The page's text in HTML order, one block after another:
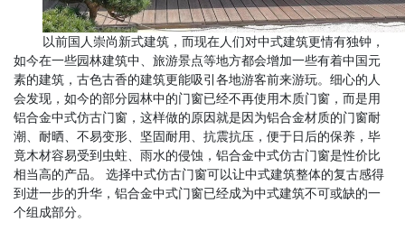
以前国人 崇尚新式建筑 ，而现在人们对中式建筑更情有独钟，
如今在一些园林建筑中、旅游景点等地方都会增加一些有着中国元
素的建筑，古色古香的建筑更能吸引各地游客前来游玩。细心的人
会发现，如今的部分园林中的门窗已经不再使用木质门窗，而是用
铝合金中式仿古门窗 ，这样做的原因就是因为铝合金材质的门窗耐
潮、耐晒、不易变形、坚固耐用、 抗震抗压 ，便于日后的保养，毕
竟木材容易受到虫蛀、雨水的侵蚀，铝合金中式仿古门窗是性价比
相当高的产品。 选择中式仿古门窗可以让中式建筑整体的复古感得
到进一步的升华，铝合金中式门窗已经成为中式建筑不可或缺的一
个组成部分。